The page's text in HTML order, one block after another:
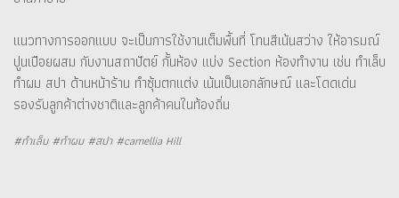
แนวทางการออกแบบ จะเป็นการใช้งานเต็มพื้นที่ โทนสีเน้นสว่าง ให้อารมณ์
ปูนเปือยผสม กับงานสถาปัตย์ กั้นห้อง แบ่ง Section ห้องทำงาน เช่น ทำเล็บ
ทำผม สปา ด้านหน้าร้าน ทำซุ้มตกแต่ง เน้นเป็นเอกลักษณ์ และโดดเด่น
รองรับลูกค้าต่างชาติและลูกค้าคนในท้องถิ่น
#ทำเล็บ #ทำผม #สปา #camellia Hill